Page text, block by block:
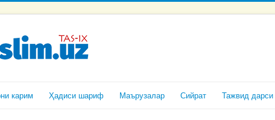
карим Ҳадиси шариф Маърузалар Сийрат Тажвид дарси